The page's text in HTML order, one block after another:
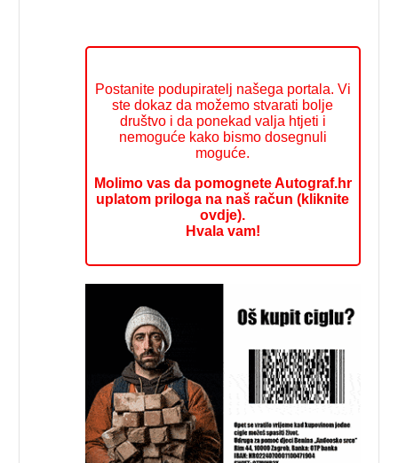
Postanite podupiratelj našega portala. Vi
ste dokaz da možemo stvarati bolje
društvo i da ponekad valja htjeti i
nemoguće kako bismo dosegnuli
moguće.
Molimo vas da pomognete Autograf.hr
uplatom priloga na naš račun (kliknite
ovdje).
Hvala vam!